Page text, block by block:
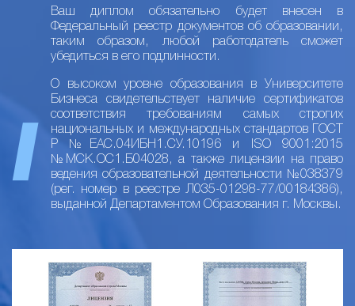
Ваш диплом обязательно будет внесен в
Федеральный реестр документов об образовании,
таким образом, любой работодатель сможет
убедиться в его подлинности.
О высоком уровне образования в Университете
Бизнеса свидетельствует наличие сертификатов
соответствия требованиям самых строгих
национальных и международных стандартов ГОСТ
Р №ЕАС.04ИБН1.СУ.10196 и ISO 9001:2015
№МСК.ОС1.Б04028, а также лицензии на право
ведения образовательной деятельности №038379
(рег. номер в реестре Л035-01298-77/00184386),
выданной Департаментом Образования г. Москвы.